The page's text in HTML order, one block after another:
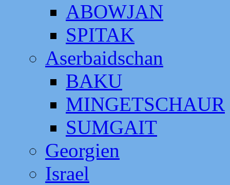
ABOWJAN
SPITAK
Aserbaidschan
BAKU
MINGETSCHAUR
SUMGAIT
Georgien
Israel